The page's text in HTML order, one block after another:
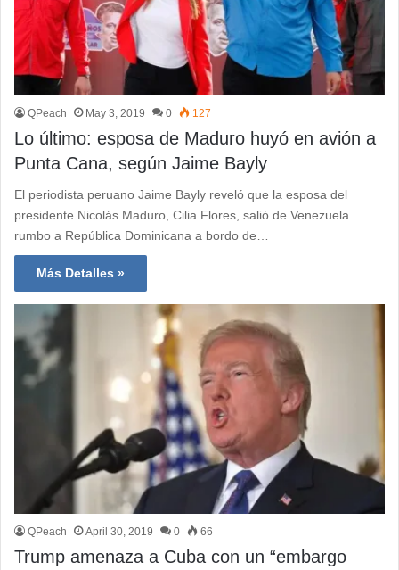
QPeach May 3, 2019 0 127
Lo último: esposa de Maduro huyó en avión a
Punta Cana, según Jaime Bayly
El periodista peruano Jaime Bayly reveló que la esposa del
presidente Nicolás Maduro, Cilia Flores, salió de Venezuela
rumbo a República Dominicana a bordo de…
Más Detalles »
QPeach April 30, 2019 0 66
Trump amenaza a Cuba con un “embargo